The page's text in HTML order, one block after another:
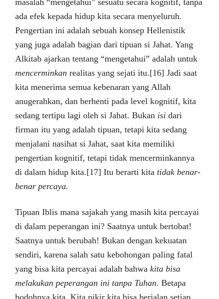
masalah “mengetahui” sesuatu secara kognitif, tanpa
ada efek kepada hidup kita secara menyeluruh.
Pengertian ini adalah sebuah konsep Hellenistik
yang juga adalah bagian dari tipuan si Jahat. Yang
Alkitab ajarkan tentang “mengetahui” adalah untuk
mencerminkanrealitas yang sejati itu.[16] Jadi saat
kita menerima semua kebenaran yang Allah
anugerahkan, dan berhenti pada level kognitif, kita
sedang tertipu lagi oleh si Jahat. Bukan isi dari
firman itu yang adalah tipuan, tetapi kita sedang
menjalani nasihat si Jahat, saat kita memiliki
pengertian kognitif, tetapi tidak mencerminkannya
di dalam hidup kita.[17] Itu berarti kitatidak benar-
benar percaya.
Tipuan Iblis mana sajakah yang masih kita percayai
di dalam peperangan ini? Saatnya untuk bertobat!
Saatnya untuk berubah! Bukan dengan kekuatan
sendiri, karena salah satu kebohongan paling fatal
yang bisa kita percayai adalah bahwakita bisa
melakukan peperangan ini tanpa Tuhan.Betapa
bodohnya kita. Kita pikir kita bisa berjalan setiap